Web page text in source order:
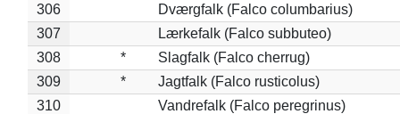
306
Dværgfalk (Falco columbarius)
307
Lærkefalk (Falco subbuteo)
308
*
Slagfalk (Falco cherrug)
309
*
Jagtfalk (Falco rusticolus)
310
Vandrefalk (Falco peregrinus)